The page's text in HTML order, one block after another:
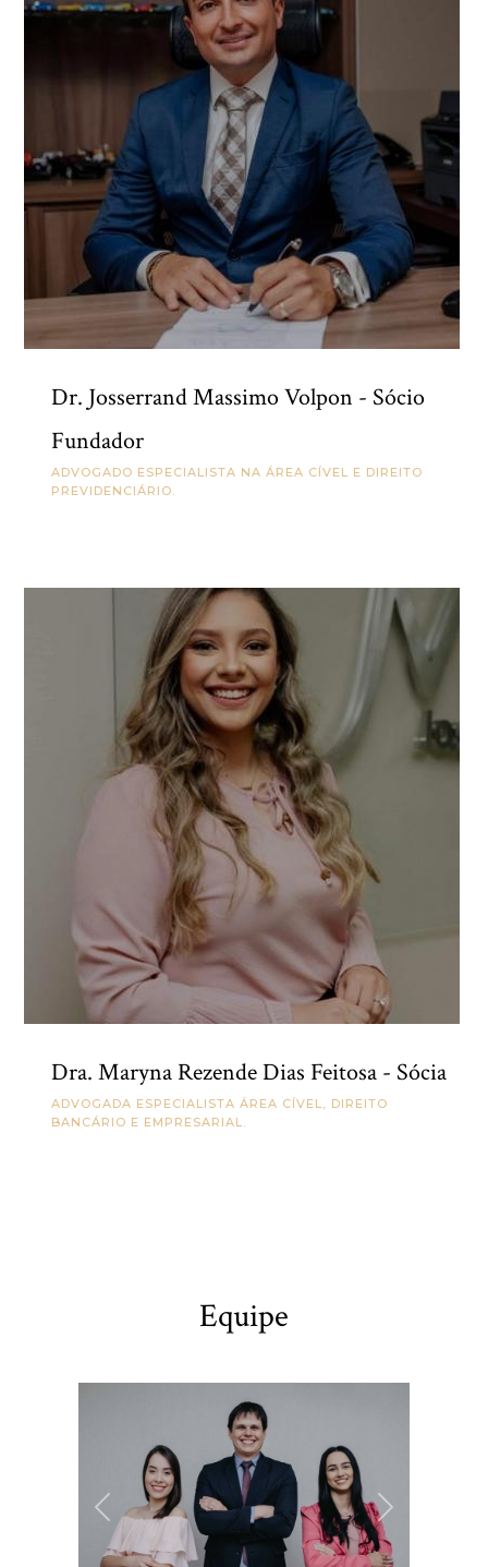
Dr. Josserrand Massimo Volpon - Sócio
Fundador
ADVOGADO ESPECIALISTA NA ÁREA CÍVEL E DIREITO
PREVIDENCIÁRIO.
Dra. Maryna Rezende Dias Feitosa - Sócia
ADVOGADA ESPECIALISTA ÁREA CÍVEL, DIREITO
BANCÁRIO E EMPRESARIAL.
Equipe
Previous Next